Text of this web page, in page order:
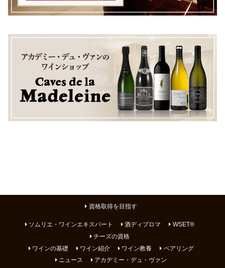
資格取得を目指す
ソムリエ・ワインエキスパート 酒ディプロマ
WSET®
チーズの資格
ワインの基礎
ワイン紹介 ワイン教養
ペアリング
ニュース
アカデミー・デュ・ヴァン